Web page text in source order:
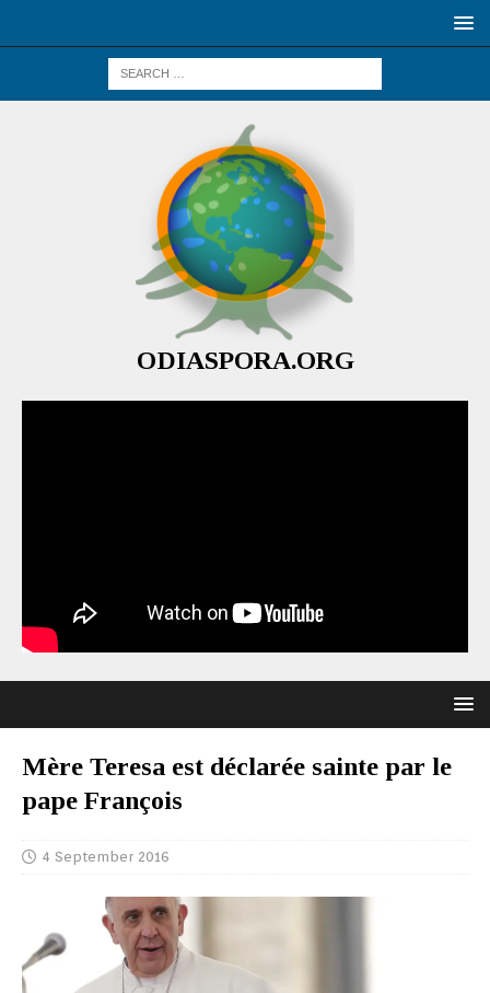
ODIASPORA.ORG
Mère Teresa est déclarée sainte par le
pape François
4 September 2016